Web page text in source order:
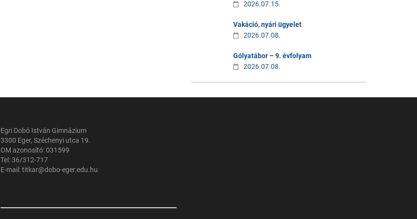
2026.07.15.
Vakáció, nyári ügyelet
2026.07.08.
Gólyatábor – 9. évfolyam
2026.07.08.
Egri Dobó István Gimnázium
3300 Eger, Széchenyi utca 19.
OM azonosító: 031599
Tel: 36/312-717
E-mail: titkar@dobo-eger.edu.hu